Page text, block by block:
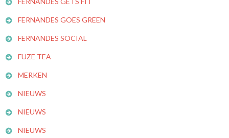
FERNANDES GOES GREEN
FERNANDES SOCIAL
FUZE TEA
MERKEN
NIEUWS
NIEUWS
NIEUWS